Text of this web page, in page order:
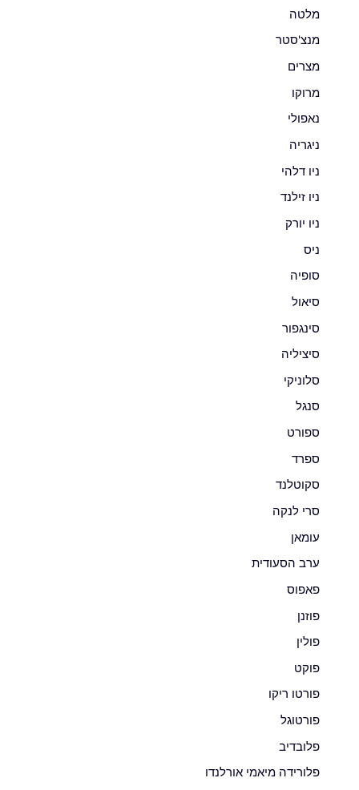
מלטה
מנצ'סטר
מצרים
מרוקו
נאפולי
ניגריה
ניו דלהי
ניו זילנד
ניו יורק
ניס
סופיה
סיאול
סינגפור
סיציליה
סלוניקי
סנגל
ספורט
ספרד
סקוטלנד
סרי לנקה
עומאן
ערב הסעודית
פאפוס
פוזנן
פולין
פוקט
פורטו ריקו
פורטוגל
פלובדיב
פלורידה מיאמי אורלנדו